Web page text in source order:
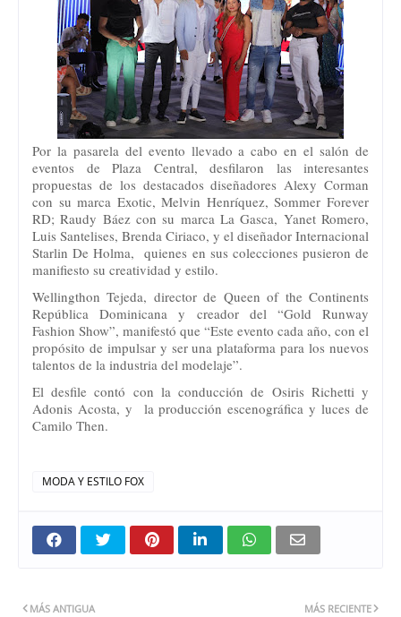
Por la pasarela del evento llevado a cabo en el salón de
eventos de Plaza Central, desfilaron las interesantes
propuestas de los destacados diseñadores Alexy Corman
con su marca Exotic, Melvin Henríquez, Sommer Forever
RD; Raudy Báez con su marca La Gasca, Yanet Romero,
Luis Santelises, Brenda Ciriaco, y el diseñador Internacional
Starlin De Holma, quienes en sus colecciones pusieron de
manifiesto su creatividad y estilo.
Wellingthon Tejeda, director de Queen of the Continents
República Dominicana y creador del “Gold Runway
Fashion Show”, manifestó que “Este evento cada año, con el
propósito de impulsar y ser una plataforma para los nuevos
talentos de la industria del modelaje”.
El desfile contó con la conducción de Osiris Richetti y
Adonis Acosta, y la producción escenográfica y luces de
Camilo Then.
MODA Y ESTILO FOX
MÁS RECIENTE
MÁS ANTIGUA